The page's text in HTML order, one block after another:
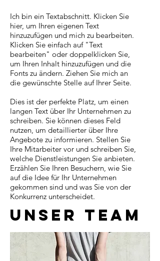
Ich bin ein Textabschnitt. Klicken Sie
hier, um Ihren eigenen Text
hinzuzufügen und mich zu bearbeiten.
Klicken Sie einfach auf "Text
bearbeiten" oder doppelklicken Sie,
um Ihren Inhalt hinzuzufügen und die
Fonts zu ändern. Ziehen Sie mich an
die gewünschte Stelle auf Ihrer Seite.
Dies ist der perfekte Platz, um einen
langen Text über Ihr Unternehmen zu
schreiben. Sie können dieses Feld
nutzen, um detaillierter über Ihre
Angebote zu informieren. Stellen Sie
Ihre Mitarbeiter vor und schreiben Sie,
welche Dienstleistungen Sie anbieten.
Erzählen Sie Ihren Besuchern, wie Sie
auf die Idee für Ihr Unternehmen
gekommen sind und was Sie von der
Konkurrenz unterscheidet.
Unser Team